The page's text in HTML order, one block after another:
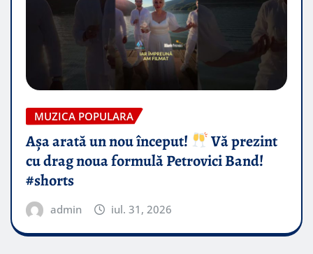
MUZICA POPULARA
Așa arată un nou început!
Vă prezint
cu drag noua formulă Petrovici Band!
#shorts
admin iul. 31, 2026